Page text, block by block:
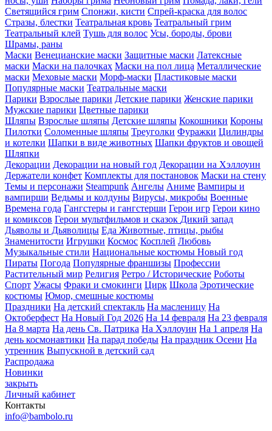
Светящийся грим Спонжи, кисти Спрей-краска для волос
Стразы, блестки Театральная кровь Театральный грим
Театральный клей Тушь для волос Усы, бороды, брови
Шрамы, раны
Маски Венецианские маски Защитные маски Латексные
маски Маски на палочках Маски на пол лица Металлические
маски Меховые маски Морф-маски Пластиковые маски
Популярные маски Театральные маски
Парики Взрослые парики Детские парики Женские парики
Мужские парики Цветные парики
Шляпы Взрослые шляпы Детские шляпы Кокошники Короны
Пилотки Соломенные шляпы Треуголки Фуражки Цилиндры
и котелки Шапки в виде животных Шапки фруктов и овощей
Шляпки
Декорации Декорации на новый год Декорации на Хэллоуин
Держатели конфет Комплекты для постановок Маски на стену
Темы и персонажи Steampunk Ангелы Аниме Вампиры и
вампирши Ведьмы и колдуны Вирусы, микробы Военные
Времена года Гангстеры и гангстерши Герои игр Герои кино
и комиксов Герои мультфильмов и сказок Дикий запад
Дьяволы и Дьяволицы Еда Животные, птицы, рыбы
Знаменитости Игрушки Космос Косплей Любовь
Музыкальные стили Национальные костюмы Новый год
Пираты Погода Популярные франшизы Профессии
Растительный мир Религия Ретро / Исторические Роботы
Спорт Ужасы Фраки и смокинги Цирк Школа Эротические
костюмы Юмор, смешные костюмы
Праздники На детский спектакль На масленицу На
Октоберфест На Новый Год 2026 На 14 февраля На 23 февраля
На 8 марта На день Св. Патрика На Хэллоуин На 1 апреля На
день космонавтики На парад победы На праздник Осени На
утренник Выпускной в детский сад
Распродажа
Новинки
закрыть
Личный кабинет
Контакты
info@bambolo.ru